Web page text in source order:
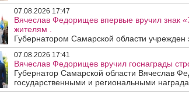
07.08.2026 17:47
Вячеслав Федорищев впервые вручил знак
жителям .
Губернатором Самарской области учрежден
07.08.2026 17:41
Вячеслав Федорищев вручил госнаграды
Губернатор Самарской области Вячеслав
государственными и региональными